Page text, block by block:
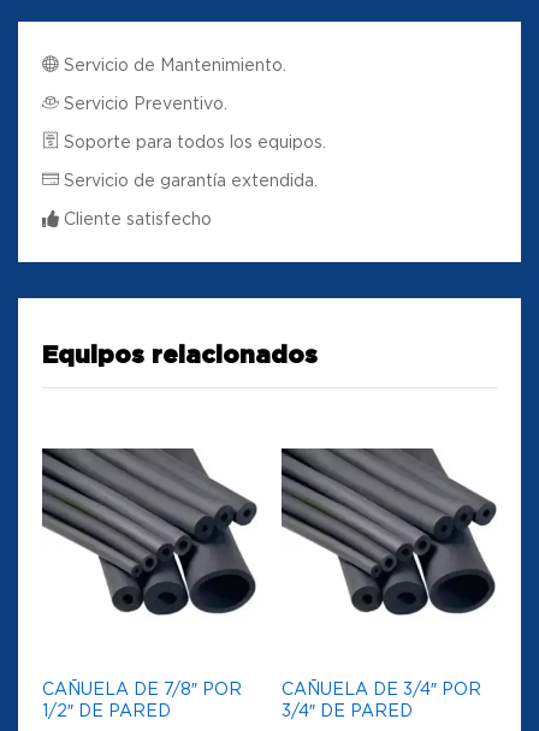
Servicio de Mantenimiento.
Servicio Preventivo.
Soporte para todos los equipos.
Servicio de garantía extendida.
Cliente satisfecho
Equipos relacionados
CAÑUELA DE 7/8″ POR
1/2″ DE PARED
CAÑUELA DE 3/4″ POR
3/4″ DE PARED